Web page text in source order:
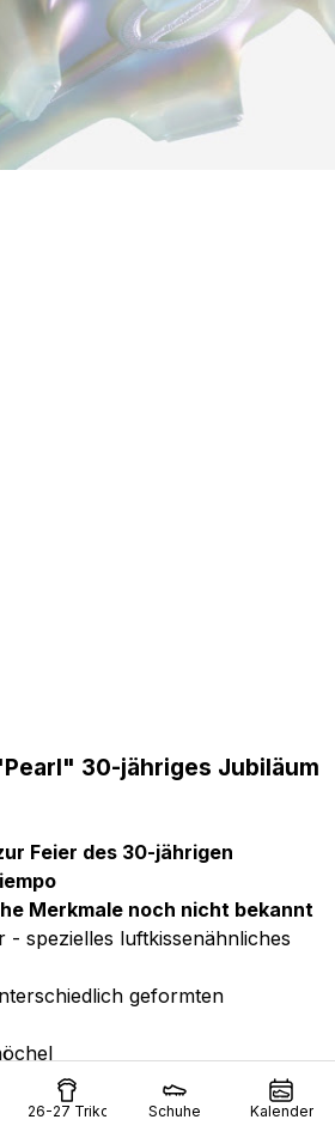
26-27 Trikots Schuhe Kalender
30-jähriges Jubiläum
Feier des 30-jährigen
Merkmale noch nicht bekannt
- spezielles luftkissenähnliches
geformten
Dollar
Atomic Teal